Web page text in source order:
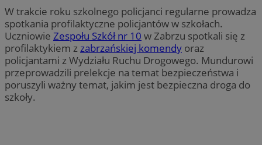
W trakcie roku szkolnego policjanci regularne prowadza
spotkania profilaktyczne policjantów w szkołach.
Uczniowie Zespołu Szkół nr 10 w Zabrzu spotkali się z
profilaktykiem zzabrzańskiej komendy oraz
policjantami z Wydziału Ruchu Drogowego. Mundurowi
przeprowadzili prelekcje na temat bezpieczeństwa i
poruszyli ważny temat, jakim jest bezpieczna droga do
szkoły.